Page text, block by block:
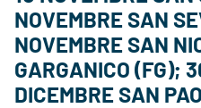
NOVEMBRE SAN
NOVEMBRE SAN
GARGANICO (FG);
DICEMBRE SAN